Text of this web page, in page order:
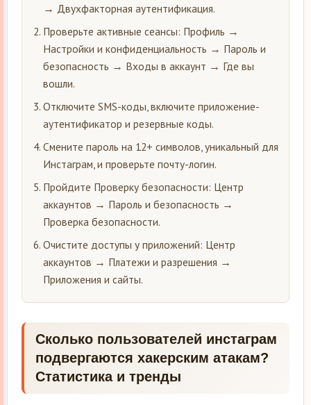
→ Двухфакторная аутентификация.
Проверьте активные сеансы: Профиль →
Настройки и конфиденциальность → Пароль и
безопасность → Входы в аккаунт → Где вы
вошли.
Отключите SMS-коды, включите приложение-
аутентификатор и резервные коды.
Смените пароль на 12+ символов, уникальный для
Инстаграм, и проверьте почту-логин.
Пройдите Проверку безопасности: Центр
аккаунтов → Пароль и безопасность →
Проверка безопасности.
Очистите доступы у приложений: Центр
аккаунтов → Платежи и разрешения →
Приложения и сайты.
Сколько пользователей инстаграм
подвергаются хакерским атакам?
Статистика и тренды